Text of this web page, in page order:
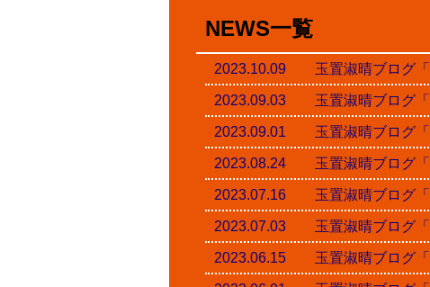
NEWS一覧
2023.10.09 玉置淑晴ブログ「
2023.09.03 玉置淑晴ブログ「
2023.09.01 玉置淑晴ブログ「
2023.08.24 玉置淑晴ブログ「
2023.07.16 玉置淑晴ブログ「
2023.07.03 玉置淑晴ブログ「
2023.06.15 玉置淑晴ブログ「